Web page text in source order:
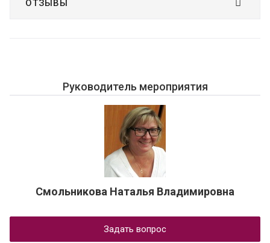
ОТЗЫВЫ
Руководитель мероприятия
Смольникова Наталья Владимировна
Задать вопрос